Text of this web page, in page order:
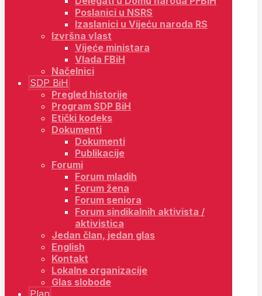
Poslanici u NSRS
Izaslanici u Vijeću naroda RS
Izvršna vlast
Vijeće ministara
Vlada FBiH
Načelnici
SDP BiH
Pregled historije
Program SDP BiH
Etički kodeks
Dokumenti
Dokumenti
Publikacije
Forumi
Forum mladih
Forum žena
Forum seniora
Forum sindikalnih aktivista /
aktivistica
Jedan član, jedan glas
English
Kontakt
Lokalne organizacije
Glas slobode
Plan